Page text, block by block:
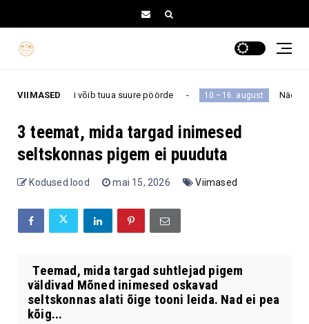
VIIMASED
võib tuua suure pöörde 10.–16. august Nädalahoroskoop
3 teemat, mida targad inimesed
seltskonnas pigem ei puuduta
Kodused lood mai 15, 2026 Viimased
Teemad, mida targad suhtlejad pigem
väldivad Mõned inimesed oskavad
seltskonnas alati õige tooni leida. Nad ei pea
kõig...